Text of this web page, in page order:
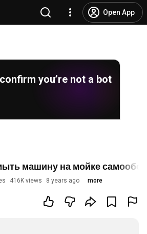
Open App
you’re not a bot
машину на мойке
416K views 8 years ago more